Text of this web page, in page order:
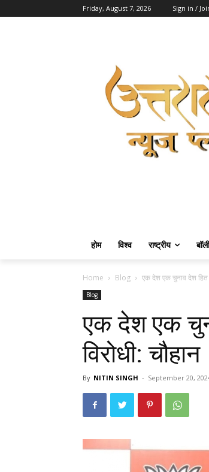
Friday, August 7, 2026 Sign in /
होम विश्व राष्ट्रीय
Home Blog एक देश एक चुनाव देश हित
Blog
एक देश एक
विरोधी: चौहान
By NITIN SINGH - September 20,